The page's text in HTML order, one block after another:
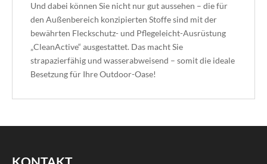
Und dabei können Sie nicht nur gut aussehen – die für
den Außenbereich konzipierten Stoffe sind mit der
bewährten Fleckschutz- und Pflegeleicht-Ausrüstung
„CleanActive“ ausgestattet. Das macht Sie
strapazierfähig und wasserabweisend – somit die ideale
Besetzung für Ihre Outdoor-Oase!